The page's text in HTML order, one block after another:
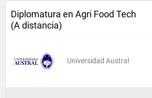
Diplomatura en Agri Food Tech
(A distancia)
Universidad Austral